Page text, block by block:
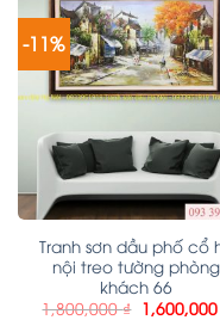
-11%
Tranh sơn dầu phố cổ
nội treo tường phòng
khách 66
1,800,000₫ 1,600,000